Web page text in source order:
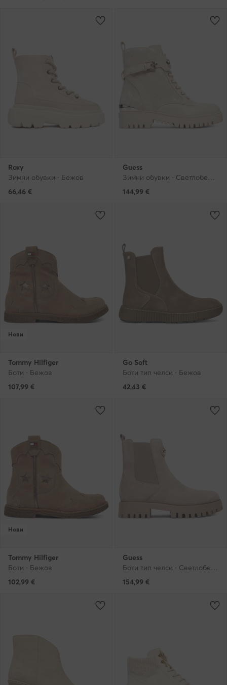
Roxy
Зимни обувки · Бежов
66,46 €
Guess
Зимни обувки · Светлобежов
144,99 €
Нови
Tommy Hilfiger
Боти · Бежов
107,99 €
Go Soft
Боти тип челси · Бежов
42,43 €
Нови
Tommy Hilfiger
Боти · Бежов
102,99 €
Guess
Боти тип челси · Светлобежов
154,99 €